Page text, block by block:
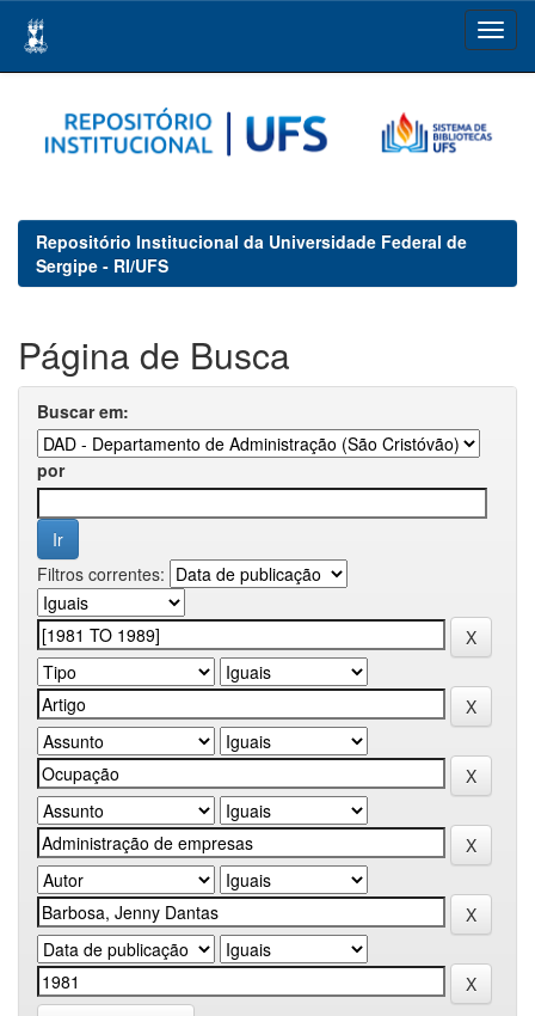
navigation
Repositório Institucional da Universidade Federal de
Sergipe - RI/UFS
Página de Busca
Buscar em:
por
Filtros correntes: